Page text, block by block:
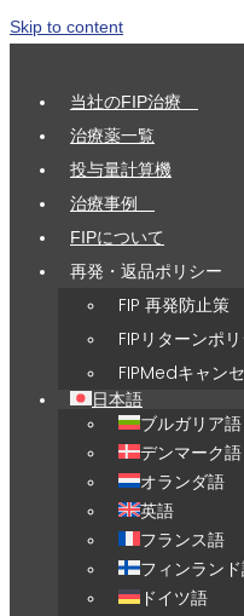
Skip to content
当社のFIP治療
治療薬一覧
投与量計算機
治療事例
FIPについて
再発・返品ポリシー
FIP 再発防止策
FIPリターンポ
FIPMedキャン
日本語
ブルガリア語
デンマーク語
オランダ語
英語
フランス語
フィンラン
ドイツ語